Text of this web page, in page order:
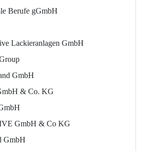
Berufe gGmbH
Lackieranlagen GmbH
GmbH
& Co. KG
GmbH & Co KG
GmbH